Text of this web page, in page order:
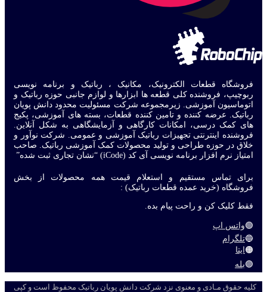
فروشگاه قطعات الکترونیک، مکانیک ، رباتیک و برنامه نویسی
ربوچیپ، فروشنده کلی قطعه ها ابزارها و لوازم جانبی حوزه رباتیک و
اتوماسیون آموزشی. زیرمجموعه شرکت مسئولیت محدود دانش پویان
رباتیک. عرضه کننده و تامین کننده قطعات، بسته های آموزشی، پکیج
های کمک درسی، امکانات کارگاهی و آزمایشگاهی به شکل آنلاین.
فروشنده اینترنتی تجهیزات رباتیک آموزشی و عمومی. شرکت نوآور و
خلاق در حوزه طراحی و تولید محصولات کمک آموزشی رباتیک. صاحب
امتیاز نرم افزار برنامه نویسی آی کد (iCode) “نشان تجاری ثبت شده”
برای تماس مستقیم و استعلام قیمت همه محصولات از بخش
فروشگاه (خرید عمده قطعات رباتیک) :
فقط کلیک کن و راحت پیام بده.
🟢واتس اپ
🔵تلگرام
🟠ایتا
🟣بله
کلیه حقوق مـادی و معنوی نزد شرکت دانش پویان رباتیک محفوظ است و کپی